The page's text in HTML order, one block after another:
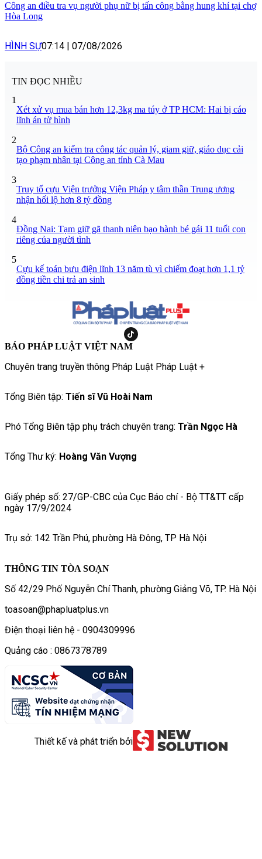
Công an điều tra vụ người phụ nữ bị tấn công bằng hung khí tại chợ
Hòa Long
HÌNH SỰ07:14 | 07/08/2026
TIN ĐỌC NHIỀU
1
Xét xử vụ mua bán hơn 12,3kg ma túy ở TP HCM: Hai bị cáo
lĩnh án tử hình
2
Bộ Công an kiểm tra công tác quản lý, giam giữ, giáo dục cải
tạo phạm nhân tại Công an tỉnh Cà Mau
3
Truy tố cựu Viện trưởng Viện Pháp y tâm thần Trung ương
nhận hối lộ hơn 8 tỷ đồng
4
Đồng Nai: Tạm giữ gã thanh niên bạo hành bé gái 11 tuổi con
riêng của người tình
5
Cựu kế toán bưu điện lĩnh 13 năm tù vì chiếm đoạt hơn 1,1 tỷ
đồng tiền chi trả an sinh
BÁO PHÁP LUẬT VIỆT NAM
Chuyên trang truyền thông Pháp Luật Pháp Luật +
Tổng Biên tập: Tiến sĩ Vũ Hoài Nam
Phó Tổng Biên tập phụ trách chuyên trang: Trần Ngọc Hà
Tổng Thư ký: Hoàng Văn Vượng
Giấy phép số: 27/GP-CBC của Cục Báo chí - Bộ TT&TT cấp
ngày 17/9/2024
Trụ sở: 142 Trần Phú, phường Hà Đông, TP Hà Nội
THÔNG TIN TÒA SOẠN
Số 42/29 Phố Nguyễn Chí Thanh, phường Giảng Võ, TP. Hà Nội
toasoan@phapluatplus.vn
Điện thoại liên hệ - 0904309996
Quảng cáo : 0867378789
Thiết kế và phát triển bởi